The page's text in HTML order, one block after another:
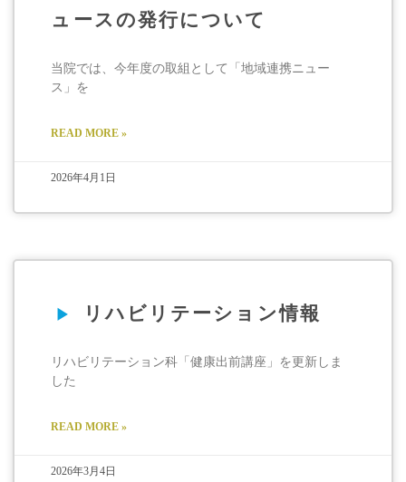
ュースの発行について
当院では、今年度の取組として「地域連携ニュー
ス」を
READ MORE »
2026年4月1日
リハビリテーション情報
リハビリテーション科「健康出前講座」を更新しま
した
READ MORE »
2026年3月4日